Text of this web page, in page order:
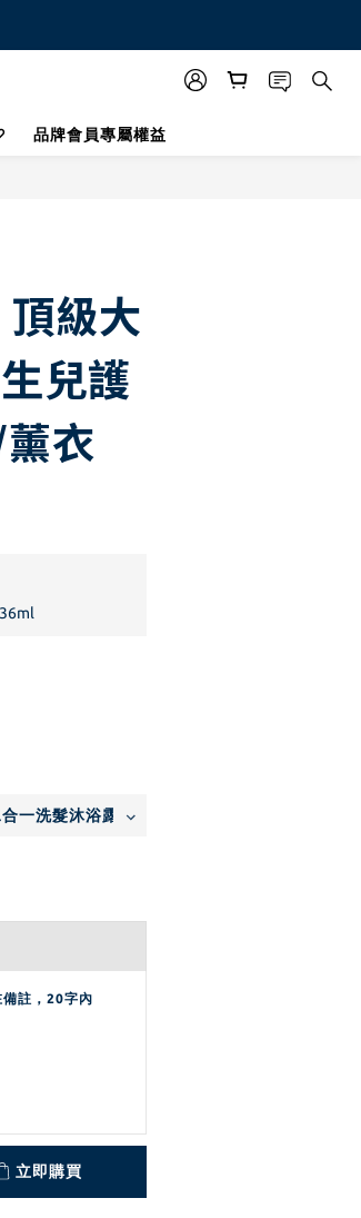
品牌會員專屬權益
級大
兒護
衣
註，20字內
立即購買